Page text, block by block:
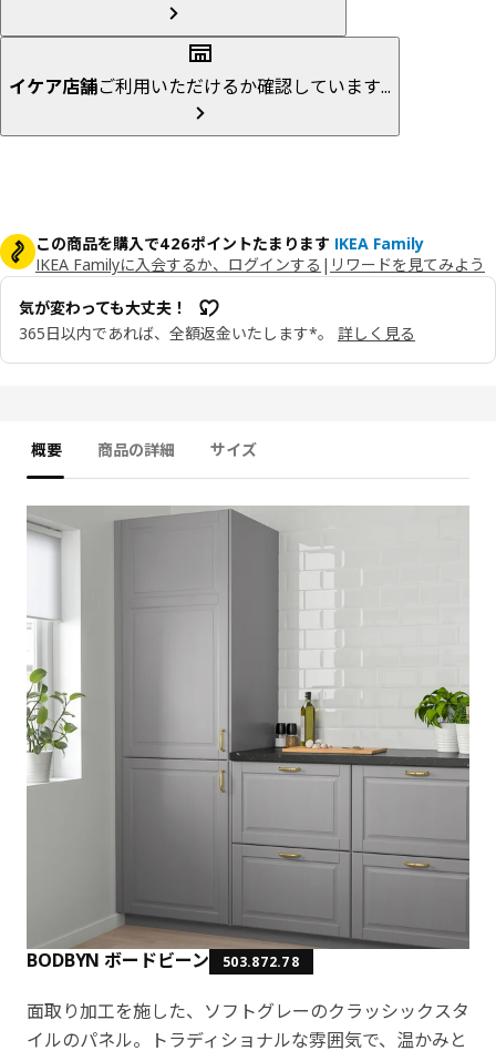
イケア店舗ご利用いただけるか確認しています...
この商品を購入で426ポイントたまります IKEA Family
IKEA Familyに入会するか、ログインする | リワードを見てみよう
気が変わっても大丈夫！
365日以内であれば、全額返金いたします*。
詳しく見る
概要 商品の詳細 サイズ
BODBYN ボードビーン 503.872.78
面取り加工を施した、ソフトグレーのクラッシックスタ
イルのパネル。トラディショナルな雰囲気で、温かみと